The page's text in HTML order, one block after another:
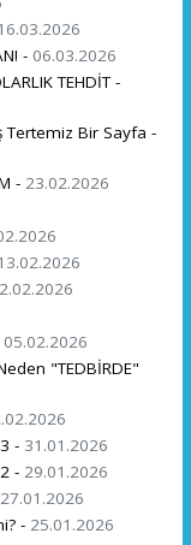
- 06.03.2026
TEHDİT -
Tertemiz Bir Sayfa -
- 23.02.2026
05.02.2026
"TEDBİRDE"
- 31.01.2026
- 29.01.2026
27.01.2026
- 25.01.2026